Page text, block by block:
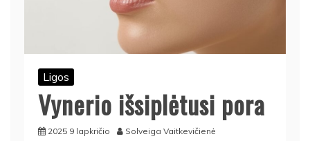
Ligos
Vynerio išsiplėtusi pora
2025 9 lapkričio Solveiga Vaitkevičienė